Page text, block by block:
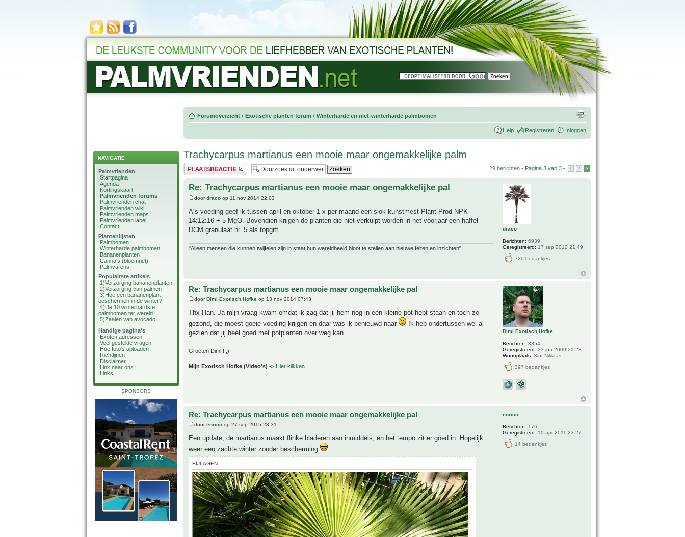
NAVIGATIE
Palmvrienden
Startpagina
Agenda
Kortingskaart
Palmvrienden forums
Palmvrienden chat
Palmvrienden wiki
Palmvrienden maps
Palmvrienden label
Contact
Plantenlijsten
Palmbomen
Winterharde palmbomen
Bananenplanten
Canna's (bloemriet)
Palmvarens
Populairste artikels
1)Verzorging bananenplanten
2)Verzorging van palmen
3)Hoe een bananenplant
beschermen in de winter?
4)De 10 winterhardste
palmbomen ter wereld
5)Zaaien van avocado
Handige pagina's
Exoten adressen
Veel gestelde vragen
Hoe foto's uploaden
Richtlijnen
Disclaimer
Link naar ons
Links
SPONSORS
Forumoverzicht ‹ Exotische planten forum ‹ Winterharde en niet-winterharde palmbomen
Help Registreren Inloggen
Trachycarpus martianus een mooie maar ongemakkelijke palm
Plaats een reactie 29 berichten • Pagina 3 van 3 • 1 2 3
Re: Trachycarpus martianus een mooie maar ongemakkelijke pal
doordraco op 11 nov 2014 22:03
Als voeding geef ik tussen april en oktober 1 x per maand een slok kunstmest Plant Prod NPK
14:12:16 + 5 MgO. Bovendien krijgen de planten die niet verkuipt worden in het voorjaar een haffel
DCM granulaat nr. 5 als topgift.
"Alleen mensen die kunnen twijfelen zijn in staat hun wereldbeeld bloot te stellen aan nieuwe feiten en inzichten"
draco
Berichten: 6939
Geregistreerd: 17 sep 2012 21:49
720 bedankjes
Re: Trachycarpus martianus een mooie maar ongemakkelijke pal
doorDimi Exotisch Hofke op 13 nov 2014 07:43
Thx Han. Ja mijn vraag kwam omdat ik zag dat jij hem nog in een kleine pot hebt staan en toch zo
gezond, die moest goeie voeding krijgen en daar was ik benieuwd naar
Ik heb ondertussen wel al
gezien dat jij heel goed met potplanten over weg kan
Groeten Dimi ! ;)
Mijn Exotisch Hofke (Video's) -> Hier klikken
Dimi Exotisch Hofke
Berichten: 3854
Geregistreerd: 23 jun 2009 21:23
Woonplaats: Sint-Niklaas
397 bedankjes
Re: Trachycarpus martianus een mooie maar ongemakkelijke pal
doorenrico op 27 sep 2015 23:31
Een update, de martianus maakt flinke bladeren aan inmiddels, en het tempo zit er goed in. Hopelijk
weer een zachte winter zonder bescherming
BIJLAGEN
enrico
Berichten: 176
Geregistreerd: 10 apr 2011 23:27
14 bedankjes